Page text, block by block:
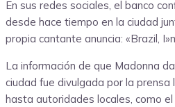
En sus redes sociales, el banco
desde hace tiempo en la ciudad
propia cantante anuncia: «Brazil,
La información de que Madonna
ciudad fue divulgada por la prensa
hasta autoridades locales, como